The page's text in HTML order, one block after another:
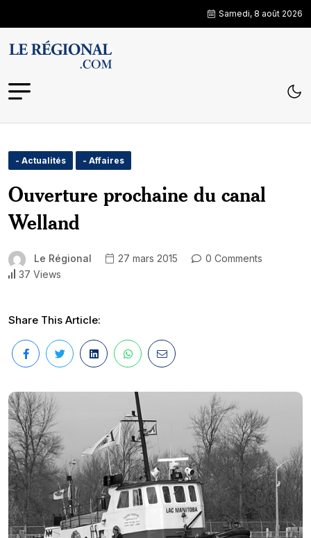
Samedi, 8 août 2026
- Actualités - Affaires
Ouverture prochaine du canal
Welland
Le Régional 27 mars 2015
0 Comments
37 Views
Share This Article: